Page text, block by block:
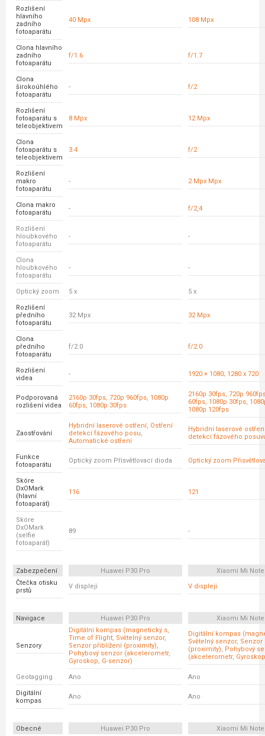
Rozlišení
hlavního
zadního
fotoaparátu
40 Mpx 108 Mpx
Clona hlavního
zadního
fotoaparátu
f/1.6 f/1.7
Clona
širokoúhlého
fotoaparátu
- f/2
Rozlišení
fotoaparátu s
teleobjektivem
8 Mpx 12 Mpx
Clona
fotoaparátu s
teleobjektivem
3.4 f/2
Rozlišení
makro
fotoaparátu
- 2 Mpx Mpx
Clona makro
fotoaparátu
- f/2,4
Rozlišení
hloubkového
fotoaparátu
- -
Clona
hloubkového
fotoaparátu
- -
Optický zoom 5 x 5 x
Rozlišení
předního
fotoaparátu
32 Mpx 32 Mpx
Clona
předního
fotoaparátu
f/2.0 f/2.0
Rozlišení
videa
- 1920 × 1080; 1280 x 720
Podporovaná
rozlišení videa
2160p 30fps, 720p 960fps, 1080p
60fps, 1080p 30fps
2160p 30fps, 720p
60fps, 1080p 30fps,
1080p 120fps
Zaostřování
Hybridní laserové ostření, Ostření
detekcí fázového posu,
Automatické ostření
Hybridní laserové
detekcí fázového
Funkce
fotoaparátu
Optický zoom Přisvětlovací dioda Optický zoom
Skóre
DxOMark
(hlavní
fotoaparát)
116 121
Skóre
DxOMark
(selfie
fotoaparát)
89 -
Zabezpečení Huawei P30 Pro
Xiaomi Mi Note
Čtečka otisku
prstů
V displeji V displeji
Navigace Huawei P30 Pro Xiaomi Mi Note
Senzory
Digitální kompas (magnetický s,
Time of Flight, Světelný senzor,
Senzor přiblížení (proximity),
Pohybový senzor (akcelerometr,
Gyroskop, G-senzor)
Digitální kompas
Světelný senzor,
(proximity), Pohybový
(akcelerometr,
Geotagging Ano Ano
Digitální
kompas
Ano Ano
Obecné Huawei P30 Pro Xiaomi Mi Note